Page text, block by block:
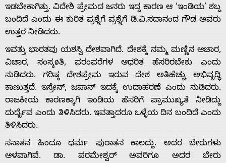
Us
Advertise
With
s
Contact
ಇಡಬೇಕಾಗಿತ್ತು. ವಿದೇಶಿ ಪ್ರೇಮದ ಜನರು ಇದ್ದ ಕಾರಣ ಆ ‘ಇಂಡಿಯ’ ಶಬ್ದ
ಬಂದಿದೆ ಎಂದು ಈ ಕುರಿತ ಪ್ರಶ್ನೆಗೆ ಪ್ರಶ್ನೆಗೆ ಡಿ.ವಿ.ಸದಾನಂದ ಗೌಡ ಅವರು
ಉತ್ತರ ನೀಡಿದರು.
ಇವತ್ತು ಭಾರತವು ಯಶಸ್ವಿ ದೇಶವಾಗಿದೆ. ದೇಶಕ್ಕೆ ನಮ್ಮ ಮಣ್ಣಿನ ಆಚಾರ,
ವಿಚಾರ, ಸಂಸ್ಕøತಿ, ಪರಂಪರೆಗಳ ಆಧರಿತ ಹೆಸರಿರಬೇಕು ಎಂದು
ನುಡಿದರು. ಗರಿಷ್ಠ ದೇಶಪ್ರೇಮ ಇರುವ ದೇಶ ಅತಿಹೆಚ್ಚು ಅಭಿವೃದ್ಧಿ
ಕಾಣುತ್ತದೆ. ಇಸ್ರೇನ್, ಜಪಾನ್ ಇದಕ್ಕೆ ಉದಾಹರಣೆ ಎಂದು ನುಡಿದರು.
ರಾಜಕೀಯ ಕಾರಣಕ್ಕಾಗಿ ಇಂಡಿಯ ಹೆಸರಿಗೆ ಪ್ರಾಮುಖ್ಯತೆ ನೀಡಿದ್ದು
ದುರ್ದೈವ ಎಂದು ತಿಳಿಸಿದರು. ಇವತ್ತಾದರೂ ಒಳ್ಳೆಯ ದಿನ ಬಂದಿದೆ ಎಂದು
ತಿಳಿಸಿದರು.
ಸನಾತನ ಹಿಂದೂ ಧರ್ಮ ಪುರಾತನ ಕಾಲದ್ದು. ಅದರ ಬೇರುಗಳು
ಆಳವಾಗಿವೆ. ಡಾ. ಪರಮೇಶ್ವರ್ ಅವರಿಗೂ ಅದರ ಬೇರು